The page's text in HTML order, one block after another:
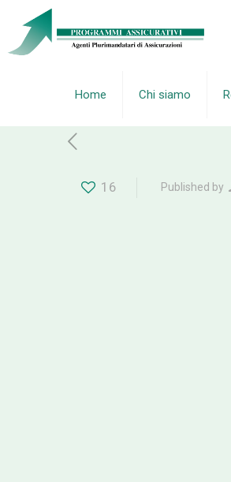
Home Chi siamo
16 Published by